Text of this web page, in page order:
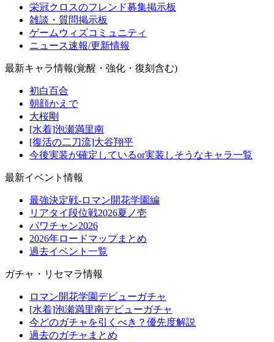
栄冠クロスのフレンド募集掲示板
雑談・質問掲示板
ゲームウィズコミュニティ
ニュース速報/更新情報
最新キャラ情報(覚醒・強化・復刻含む)
初白百合
朝顔かえで
大桜剛
[水着]泡瀬満里南
[復活の二刀流]大谷翔平
今後実装が確定しているor実装しそうなキャラ一覧
最新イベント情報
最強決定戦-ロマン開花学園編
リアタイ段位戦2026夏ノ壱
パワチャン2026
2026年ロードマップまとめ
過去イベント一覧
ガチャ・リセマラ情報
ロマン開花学園デビューガチャ
[水着]泡瀬満里南デビューガチャ
今どのガチャを引くべき？優先度解説
過去のガチャまとめ